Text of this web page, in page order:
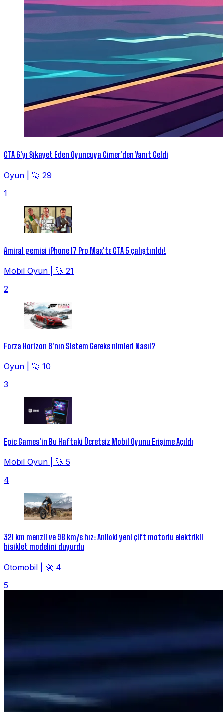
GTA 6'yı Şikayet Eden Oyuncuya Cimer'den Yanıt Geldi
Oyun
🚀 29
1
Amiral gemisi iPhone 17 Pro Max'te GTA 5 çalıştırıldı!
Mobil Oyun
🚀 21
2
Forza Horizon 6'nın Sistem Gereksinimleri Nasıl?
Oyun
🚀 10
3
Epic Games'in Bu Haftaki Ücretsiz Mobil Oyunu Erişime Açıldı
Mobil Oyun
🚀 5
4
321 km menzil ve 98 km/s hız: Aniioki yeni çift motorlu elektrikli
bisiklet modelini duyurdu
Otomobil
🚀 4
5